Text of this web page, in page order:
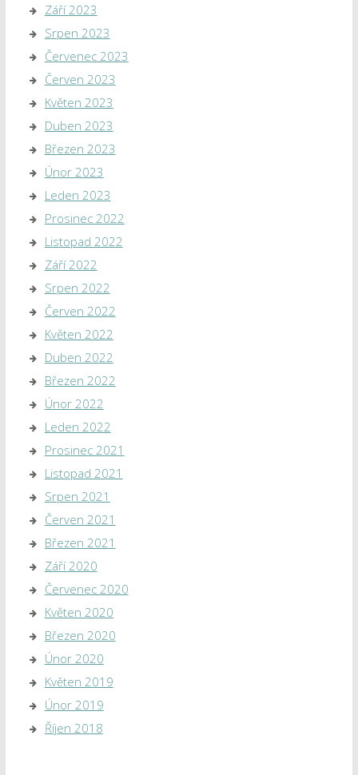
Září 2023
Srpen 2023
Červenec 2023
Červen 2023
Květen 2023
Duben 2023
Březen 2023
Únor 2023
Leden 2023
Prosinec 2022
Listopad 2022
Září 2022
Srpen 2022
Červen 2022
Květen 2022
Duben 2022
Březen 2022
Únor 2022
Leden 2022
Prosinec 2021
Listopad 2021
Srpen 2021
Červen 2021
Březen 2021
Září 2020
Červenec 2020
Květen 2020
Březen 2020
Únor 2020
Květen 2019
Únor 2019
Říjen 2018